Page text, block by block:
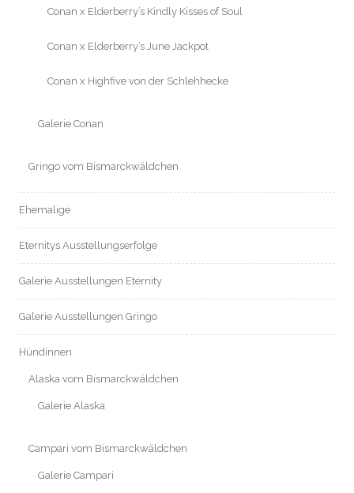
Conan x Elderberry’s Kindly Kisses of Soul
Conan x Elderberry’s June Jackpot
Conan x Highfive von der Schlehhecke
Galerie Conan
Gringo vom Bismarckwäldchen
Ehemalige
Eternitys Ausstellungserfolge
Galerie Ausstellungen Eternity
Galerie Ausstellungen Gringo
Hündinnen
Alaska vom Bismarckwäldchen
Galerie Alaska
Campari vom Bismarckwäldchen
Galerie Campari